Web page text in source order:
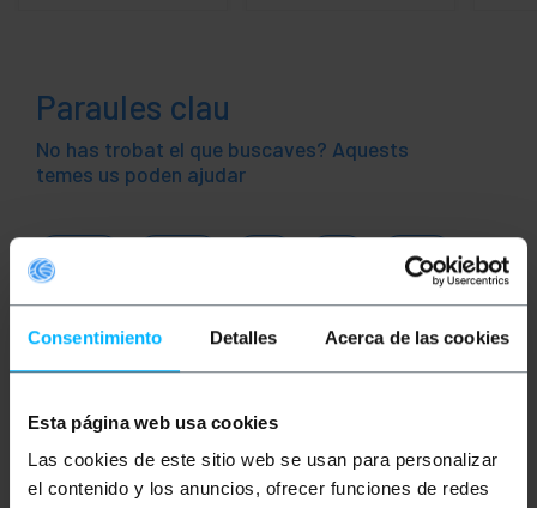
Consentimiento Detalles Acerca de las cookies
Esta página web usa cookies
Las cookies de este sitio web se usan para personalizar
el contenido y los anuncios, ofrecer funciones de redes
Paraules clau
No has trobat el que buscaves? Aquests
temes us poden ajudar
RCA
CVBS altaveu DMX DMX 512
control discoteca
fx